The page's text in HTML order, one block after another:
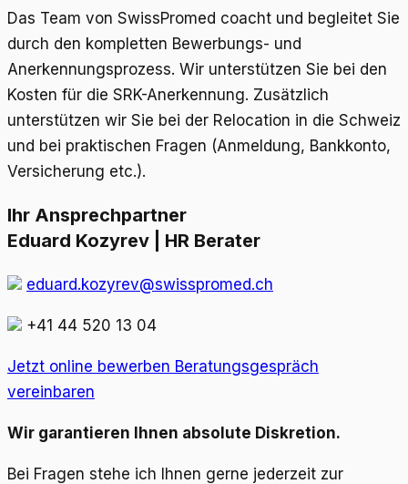
Das Team von SwissPromed coacht und begleitet Sie
durch den kompletten Bewerbungs- und
Anerkennungsprozess. Wir unterstützen Sie bei den
Kosten für die SRK-Anerkennung. Zusätzlich
unterstützen wir Sie bei der Relocation in die Schweiz
und bei praktischen Fragen (Anmeldung, Bankkonto,
Versicherung etc.).
Ihr Ansprechpartner
Eduard Kozyrev | HR Berater
eduard.kozyrev@swisspromed.ch
+41 44 520 13 04
Jetzt online bewerben Beratungsgespräch
vereinbaren
Wir garantieren Ihnen absolute Diskretion.
Bei Fragen stehe ich Ihnen gerne jederzeit zur